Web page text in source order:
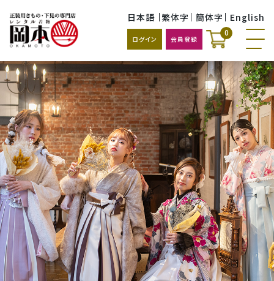
日本語 繁体字 簡体字 English
ログイン 会員登録
0